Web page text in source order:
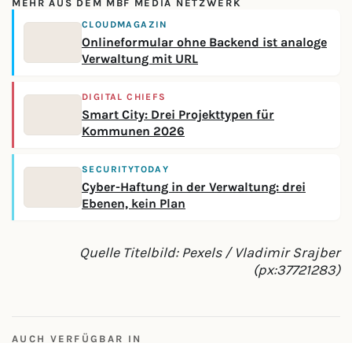
MEHR AUS DEM MBF MEDIA NETZWERK
CLOUDMAGAZIN
Onlineformular ohne Backend ist analoge
Verwaltung mit URL
DIGITAL CHIEFS
Smart City: Drei Projekttypen für
Kommunen 2026
SECURITYTODAY
Cyber-Haftung in der Verwaltung: drei
Ebenen, kein Plan
Quelle Titelbild: Pexels / Vladimir Srajber
(px:37721283)
AUCH VERFÜGBAR IN